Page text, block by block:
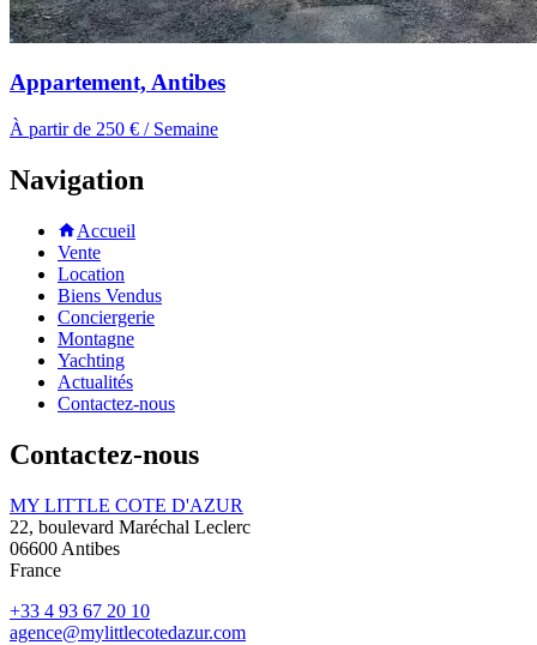
Appartement, Antibes
À partir de 250 € / Semaine
Navigation
Accueil
Vente
Location
Biens Vendus
Conciergerie
Montagne
Yachting
Actualités
Contactez-nous
Contactez-nous
MY LITTLE COTE D'AZUR
22, boulevard Maréchal Leclerc
06600 Antibes
France
+33 4 93 67 20 10
agence@mylittlecotedazur.com